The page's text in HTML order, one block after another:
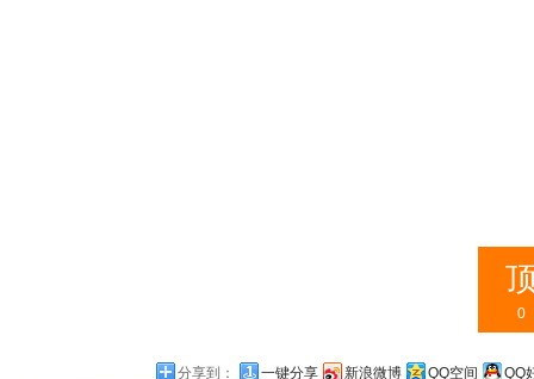
0
分享到： 一键分享 新浪微博 QQ空间 QQ